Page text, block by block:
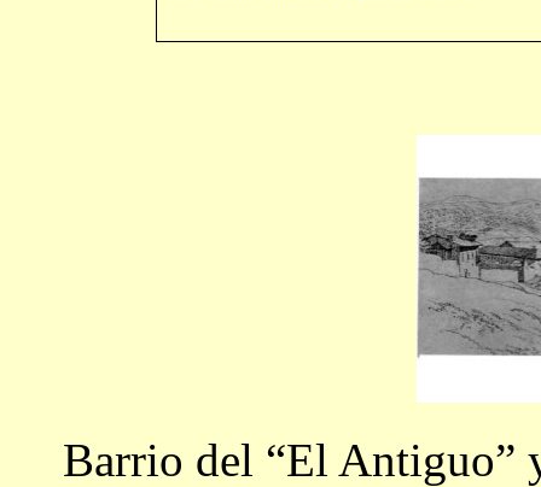
Barrio del “El Antiguo”